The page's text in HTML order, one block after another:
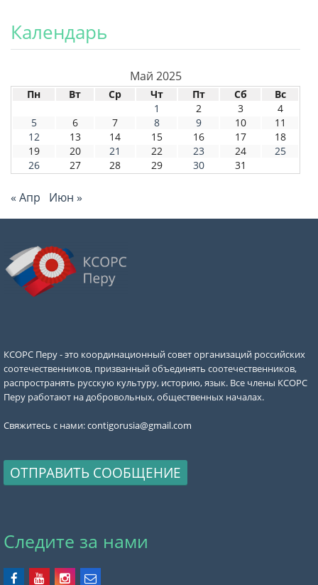
Календарь
Май 2025
Пн Вт Ср Чт Пт Сб
Вс
1
2 3
4
5
6 7 8 9 10
11
12
13 14 15 16 17
18
19
20 21 22 23 24
25
26
27 28 29 30 31
« Апр Июн »
КСОРС Перу - это координационный совет организаций российских
соотечественников, призванный объединять соотечественников,
распространять русскую культуру, историю, язык. Все члены КСОРС
Перу работают на добровольных, общественных началах.
Свяжитесь с нами:contigorusia@gmail.com
ОТПРАВИТЬ СООБЩЕНИЕ
Следите за нами